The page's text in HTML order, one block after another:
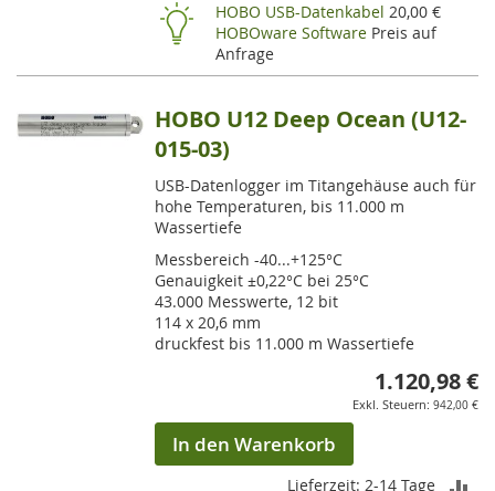
HOBO USB-Datenkabel 20,00 €
HOBOware Software Preis auf
Anfrage
HOBO U12 Deep Ocean (U12-
015-03)
USB-Datenlogger im Titangehäuse auch für
hohe Temperaturen, bis 11.000 m
Wassertiefe
Messbereich -40...+125°C
Genauigkeit ±0,22°C bei 25°C
43.000 Messwerte, 12 bit
114 x 20,6 mm
druckfest bis 11.000 m Wassertiefe
1.120,98 €
942,00 €
In den Warenkorb
Lieferzeit: 2-14 Tage